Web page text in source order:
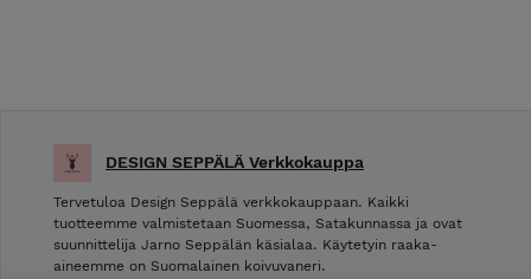
DESIGN SEPPÄLÄ Verkkokauppa
Tervetuloa Design Seppälä verkkokauppaan. Kaikki
tuotteemme valmistetaan Suomessa, Satakunnassa ja ovat
suunnittelija Jarno Seppälän käsialaa. Käytetyin raaka-
aineemme on Suomalainen koivuvaneri.